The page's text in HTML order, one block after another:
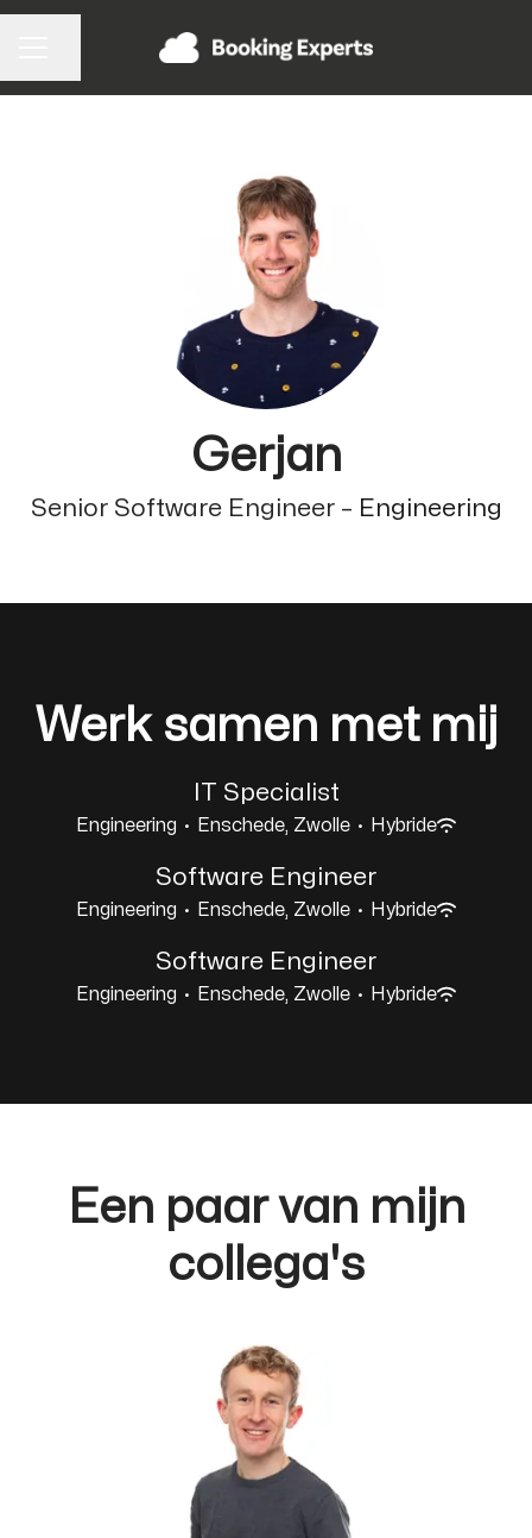
CARRIÈREMENU
Gerjan
Senior Software Engineer – Engineering
Werk samen met mij
IT Specialist
Engineering · Enschede, Zwolle · Hybride
Software Engineer
Engineering · Enschede, Zwolle · Hybride
Software Engineer
Engineering · Enschede, Zwolle · Hybride
Een paar van mijn
collega's